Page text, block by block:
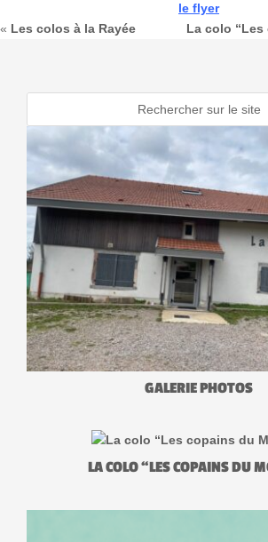
le flyer
« Les colos à la Rayée La colo “Les
GALERIE PHOTOS
LA COLO “LES COPAINS DU